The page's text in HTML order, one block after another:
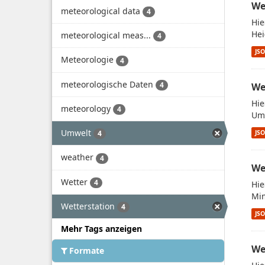
meteorological data 4
meteorological meas... 4
Meteorologie 4
meteorologische Daten 4
meteorology 4
Umwelt 4
weather 4
Wetter 4
Wetterstation 4
Mehr Tags anzeigen
Formate